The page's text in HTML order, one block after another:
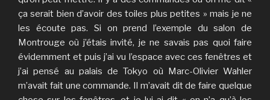
ça serait bien d’avoir des toiles plus petites » mais je ne
les écoute pas. Si on prend l’exemple du salon de
Montrouge où j’étais invité, je ne savais pas quoi faire
évidemment et puis j’ai vu l’espace avec ces fenêtres et
j’ai pensé au palais de Tokyo où Marc-Olivier Wahler
m’avait fait une commande. Il m’avait dit de faire quelque